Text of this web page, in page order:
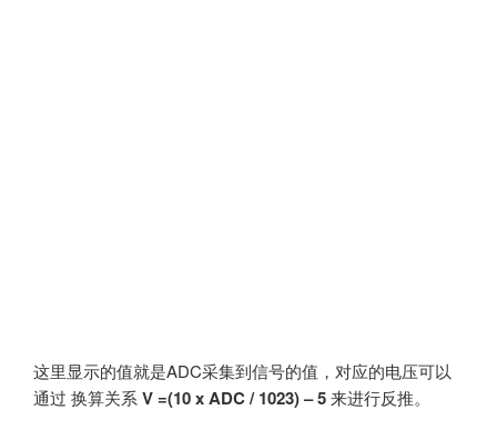
这里显示的值就是ADC采集到信号的值，对应的电压可以
通过 换算关系 V =(10 x ADC / 1023) – 5来进行反推。